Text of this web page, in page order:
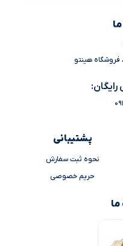
فروشگاه هینتو
پشتیبانی
نحوه ثبت سفارش
حریم خصوصی
ما